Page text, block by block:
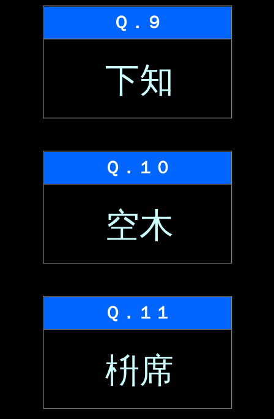
Ｑ．９
下知
Ｑ．１０
空木
Ｑ．１１
枡席